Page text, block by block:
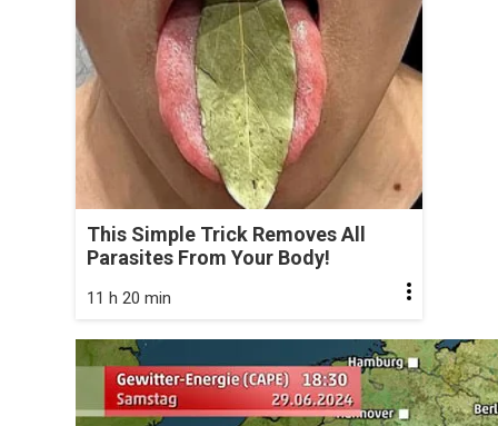
This Simple Trick Removes All
Parasites From Your Body!
11 h 20 min